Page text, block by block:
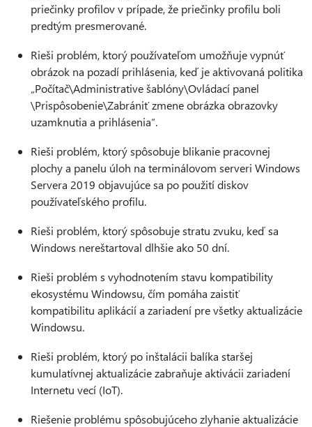
priečinky profilov v prípade, že priečinky profilu boli
predtým presmerované.
Rieši problém, ktorý používateľom umožňuje vypnúť
obrázok na pozadí prihlásenia, keď je aktivovaná politika
„Počítač\Administrative šablóny\Ovládací panel
\Prispôsobenie\Zabrániť zmene obrázka obrazovky
uzamknutia a prihlásenia“.
Rieši problém, ktorý spôsobuje blikanie pracovnej
plochy a panelu úloh na terminálovom serveri Windows
Servera 2019 objavujúce sa po použití diskov
používateľského profilu.
Rieši problém, ktorý spôsobuje stratu zvuku, keď sa
Windows nereštartoval dlhšie ako 50 dní.
Rieši problém s vyhodnotením stavu kompatibility
ekosystému Windowsu, čím pomáha zaistiť
kompatibilitu aplikácií a zariadení pre všetky aktualizácie
Windowsu.
Rieši problém, ktorý po inštalácii balíka staršej
kumulatívnej aktualizácie zabraňuje aktivácii zariadení
Internetu vecí (IoT).
Riešenie problému spôsobujúceho zlyhanie aktualizácie